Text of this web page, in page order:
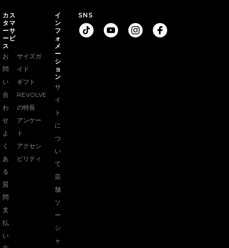
カス
タマ
ーサ
ービ
ス
お
問
い
合
わ
せ
よ
く
あ
る
質
問
支
払
い
サイズガ
イド
ギフト
REVOLVE
の特長
アンケー
ト
アクセシ
ビリティ
イ
ン
フ
ォ
メ
ー
シ
ョ
ン
サ
イ
ト
に
つ
い
て
店
舗
ソ
ー
シ
ャ
SNS
に繋がろう Revolve TikTok, 新
に繋がろう Revolve YouTube,
に繋がろう Revolve Instagram,
に繋がろう Revolve Facebook,